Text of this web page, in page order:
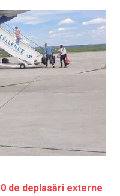
de deplasări externe